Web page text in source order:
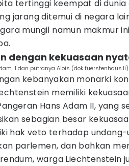
tertinggi keempat di
jarang ditemui di negara
mungil namun makmur
dengan kekuasaan
II dan putranya Alois (dok.fuerstenhaus.li)
kebanyakan monarki
memiliki
Hans Adam II, yang
sebagian besar
hak veto terhadap
parlemen, dan bahkan
warga Liechtenstein